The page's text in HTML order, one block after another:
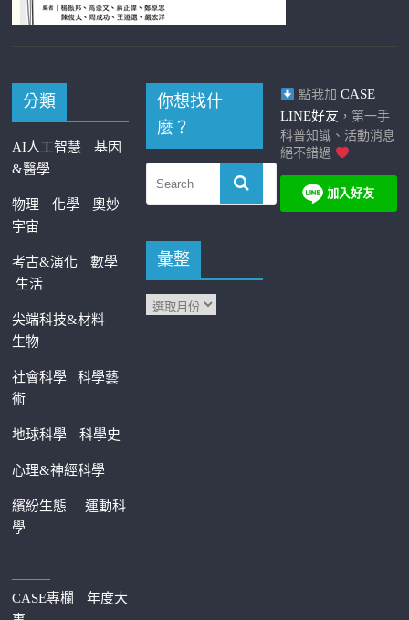
分類
AI人工智慧
基因
&醫學
物理 化學
奧妙
宇宙
考古&演化
數學
生活
尖端科技&材料
生物
社會科學科學藝
術
地球科學 科學史
心理&神經科學
繽紛生態運動科
學
—————————
———
CASE專欄
年度大
你想找什
麼？
彙整
點我加 CASE
LINE好友 ，第一手
科普知識、活動消息
絕不錯過